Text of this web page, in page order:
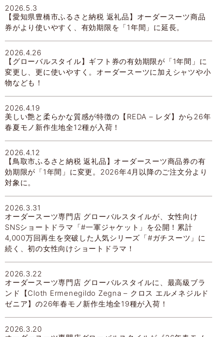
2026.5.3
【愛知県豊橋市ふるさと納税 返礼品】オーダースーツ商品
券がより使いやすく、有効期限を「1年間」に延長。
2026.4.26
【グローバルスタイル】ギフト券の有効期限が「1年間」に
変更し、更に使いやすく。オーダースーツに加えシャツや小
物なども！
2026.4.19
美しい艶と柔らかな質感が特徴の【REDA – レダ】から26年
春夏モノ新作生地全12種が入荷！
2026.4.12
【鳥取市ふるさと納税 返礼品】オーダースーツ商品券の有
効期限が「1年間」に変更。2026年4月以降のご注文分より
対象に。
2026.3.31
オーダースーツ専門店 グローバルスタイルが、女性向け
SNSショートドラマ「#一軍ジャケット」を公開！累計
4,000万回再生を突破した人気シリーズ「#ガチスーツ」に
続く、初の女性向けショートドラマ！
2026.3.22
オーダースーツ専門店 グローバルスタイルに、最高級ブラ
ンド【Cloth Ermenegildo Zegna – クロス エルメネジルド
ゼニア】の26年春モノ新作生地全19種が入荷！
2026.3.20